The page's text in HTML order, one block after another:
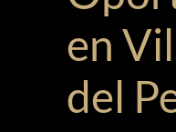
en
del